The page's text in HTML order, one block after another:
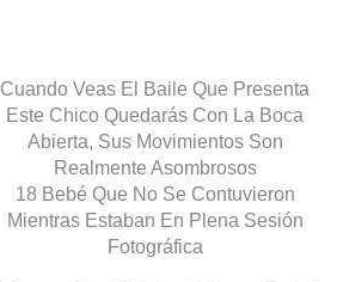
Cuando Veas El Baile Que Presenta
Este Chico Quedarás Con La Boca
Abierta, Sus Movimientos Son
Realmente Asombrosos
18 Bebé Que No Se Contuvieron
Mientras Estaban En Plena Sesión
Fotográfica